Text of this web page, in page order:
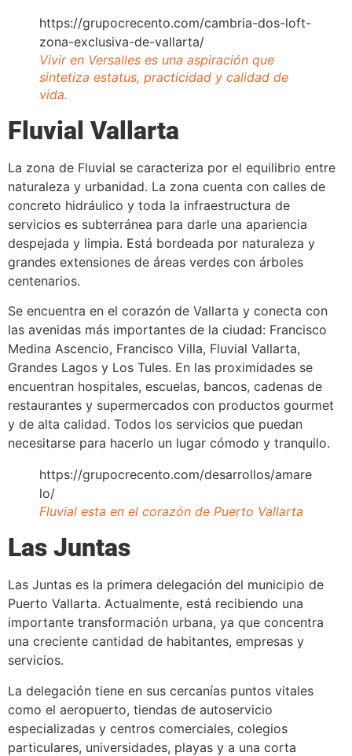
https://grupocrecento.com/cambria-dos-loft-
zona-exclusiva-de-vallarta/
Vivir en Versalles es una aspiración que
sintetiza estatus, practicidad y calidad de
vida.
Fluvial Vallarta
La zona de Fluvial se caracteriza por el equilibrio entre
naturaleza y urbanidad. La zona cuenta con calles de
concreto hidráulico y toda la infraestructura de
servicios es subterránea para darle una apariencia
despejada y limpia. Está bordeada por naturaleza y
grandes extensiones de áreas verdes con árboles
centenarios.
Se encuentra en el corazón de Vallarta y conecta con
las avenidas más importantes de la ciudad: Francisco
Medina Ascencio, Francisco Villa, Fluvial Vallarta,
Grandes Lagos y Los Tules. En las proximidades se
encuentran hospitales, escuelas, bancos, cadenas de
restaurantes y supermercados con productos gourmet
y de alta calidad. Todos los servicios que puedan
necesitarse para hacerlo un lugar cómodo y tranquilo.
https://grupocrecento.com/desarrollos/amare
lo/
Fluvial esta en el corazón de Puerto Vallarta
Las Juntas
Las Juntas es la primera delegación del municipio de
Puerto Vallarta. Actualmente, está recibiendo una
importante transformación urbana, ya que concentra
una creciente cantidad de habitantes, empresas y
servicios.
La delegación tiene en sus cercanías puntos vitales
como el aeropuerto, tiendas de autoservicio
especializadas y centros comerciales, colegios
particulares, universidades, playas y a una corta